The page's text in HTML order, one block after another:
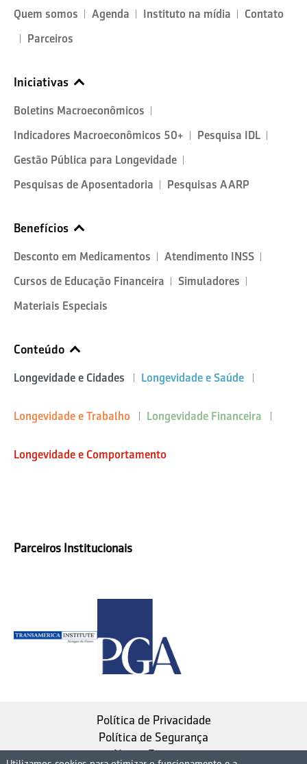
Quem somos Agenda Instituto na mídia
Contato
Parceiros
Iniciativas
Boletins Macroeconômicos
Indicadores Macroeconômicos 50+
Pesquisa IDL
Gestão Pública para Longevidade
Pesquisas de Aposentadoria
Pesquisas AARP
Benefícios
Desconto em Medicamentos
Atendimento INSS
Cursos de Educação Financeira
Simuladores
Materiais Especiais
Conteúdo
Longevidade e Cidades Longevidade e Saúde
Longevidade e Trabalho Longevidade Financeira
Longevidade e Comportamento
Parceiros Institucionais
Política de Privacidade
Política de Segurança
Nosso Estatuto